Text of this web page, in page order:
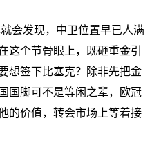
发现，中卫位置早已人满
这个节骨眼上，既砸重金引
想签下比塞克？除非先把金
国脚可不是等闲之辈，欧冠
的价值，转会市场上等着接